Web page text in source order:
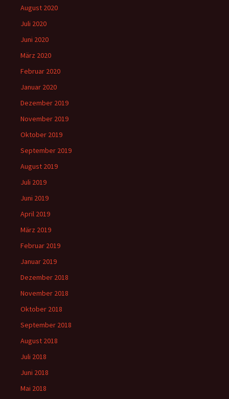
August 2020
Juli 2020
Juni 2020
März 2020
Februar 2020
Januar 2020
Dezember 2019
November 2019
Oktober 2019
September 2019
August 2019
Juli 2019
Juni 2019
April 2019
März 2019
Februar 2019
Januar 2019
Dezember 2018
November 2018
Oktober 2018
September 2018
August 2018
Juli 2018
Juni 2018
Mai 2018